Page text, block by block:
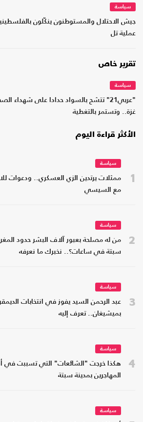
سياسة
جيش الاحتلال والمستوطنون ينكّلون
عملية تل
تقرير خاص
سياسة
"عربي21" تتشح بالسواد حدادا على شهداء
غزة.. وتستمر بالتغطية
الأكثر قراءة اليوم
1
سياسة
ممثلات يرتدين الزي العسكري.. ودعوات
مع السيسي
2
سياسة
من له مصلحة بعبور آلاف البشر حدود
سبتة في ساعات؟.. نخبرك ما نعرفه
3
سياسة
عبد الرحمن السيد يفوز في انتخابات
بميشيغان.. تعرف إليه
4
سياسة
هكذا خرجت "الشائعات" التي تسببت في
المهاجرين بمدينة سبتة
سياسة